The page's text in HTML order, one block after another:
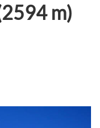
m)